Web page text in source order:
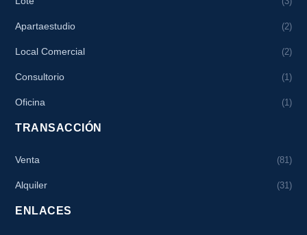
Apartaestudio (2)
Local Comercial (2)
Consultorio (1)
Oficina (1)
TRANSACCIÓN
Venta (81)
Alquiler (31)
ENLACES